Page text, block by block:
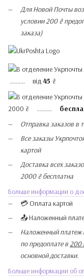
Для Новой Почты
условии 200 ₴
заказа)
.......... від 45 ₴
2000 ₴ ..........
Отправка заказов в
Все заказы
картой
Доставка всех
2000 ₴ бесплатна
Больше информации о
💳 Оплата картой
📤 Наложенный
Наложенный платеж
по предоплате в200
основной доставки.
Больше информации об